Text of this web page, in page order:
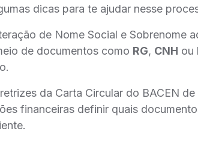
dicas para te ajudar nesse
de Nome Social e Sobrenome
de documentos como RG, CNH ou
da Carta Circular do BACEN
financeiras definir quais